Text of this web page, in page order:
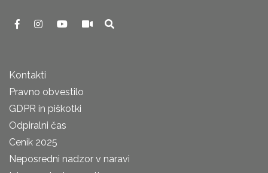
Kontakti
Pravno obvestilo
GDPR in piškotki
Odpiralni čas
Cenik 2025
Neposredni nadzor v naravi